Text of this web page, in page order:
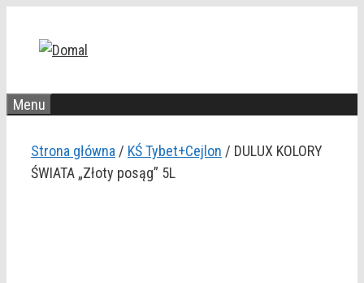
Menu
Strona główna / KŚ Tybet+Cejlon / DULUX KOLORY
ŚWIATA „Złoty posąg” 5L